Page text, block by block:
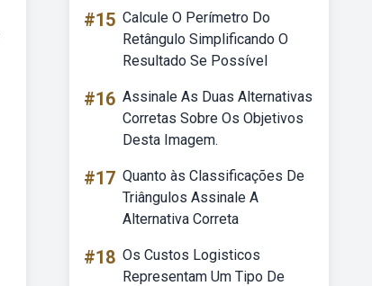
#15 Calcule O Perímetro Do
Retângulo Simplificando O
Resultado Se Possível
#16 Assinale As Duas Alternativas
Corretas Sobre Os Objetivos
Desta Imagem.
#17 Quanto às Classificações De
Triângulos Assinale A
Alternativa Correta
#18 Os Custos Logisticos
Representam Um Tipo De